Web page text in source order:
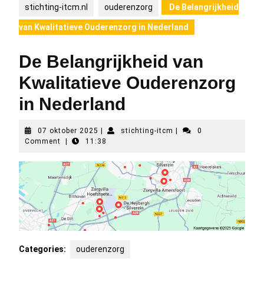
stichting-itcm.nl ouderenzorg De Belangrijkheid
van Kwalitatieve Ouderenzorg in Nederland
De Belangrijkheid van
Kwalitatieve Ouderenzorg
in Nederland
07 oktober 2025 07
oktober
stichting-itcm stichting-
0
Comment
11:38
Categories: ouderenzorg